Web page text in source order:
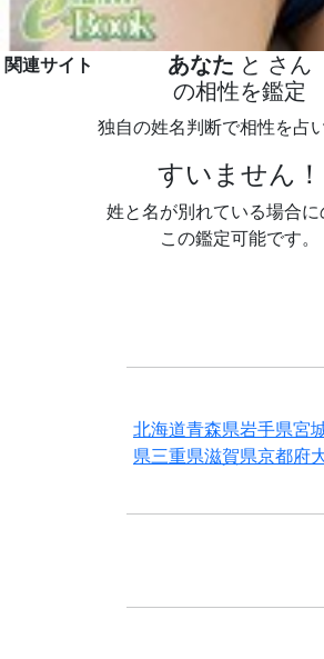
関連サイト あなた と さん
の相性を鑑定
独自の姓名判断で相性を占い
すいません！
姓と名が別れている場合に
この鑑定可能です。
北海道青森県岩手県宮
県三重県滋賀県京都府